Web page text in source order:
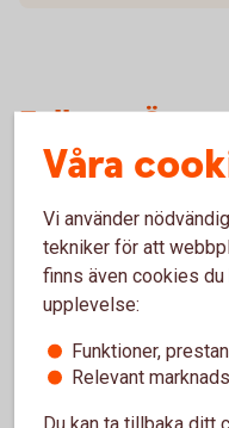
Folksam
AB
Folksam Ömsesidig
106 60 Stockholm
Försäkringar där
sakförsäkring är
Våra
Vi använder
tekniker för att
finns även cookies
upplevelse:
Funktioner,
Relevant
Du kan ta tillbaka ditt